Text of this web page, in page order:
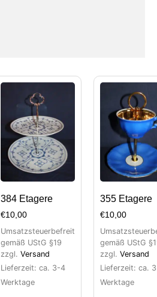
384 Etagere
€10,00
Umsatzsteuerbefreit
gemäß UStG §19
zzgl. Versand
Lieferzeit: ca. 3-4
Werktage
355 Etagere
€10,00
gemäß UStG
zzgl. Versand
Lieferzeit: ca.
Werktage